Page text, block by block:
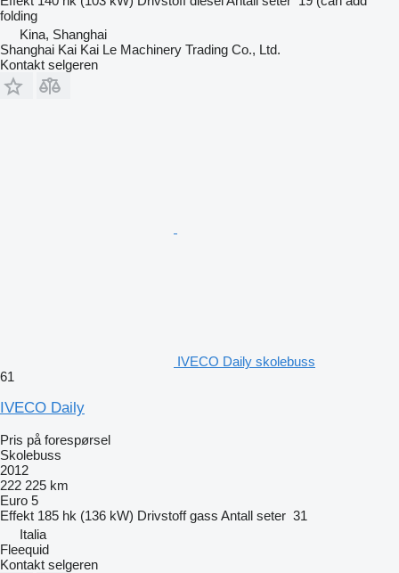
folding
Kina, Shanghai
Shanghai Kai Kai Le Machinery Trading Co., Ltd.
Kontakt selgeren
IVECO Daily skolebuss
61
IVECO Daily
Pris på forespørsel
Skolebuss
2012
222 225 km
Euro 5
Effekt 185 hk (136 kW) Drivstoff gass Antall seter 31
Italia
Fleequid
Kontakt selgeren